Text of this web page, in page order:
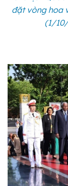
đặt vòng hoa
(1/